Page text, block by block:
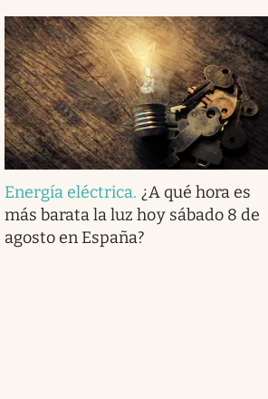
Energía eléctrica. ¿A qué hora es
más barata la luz hoy sábado 8 de
agosto en España?